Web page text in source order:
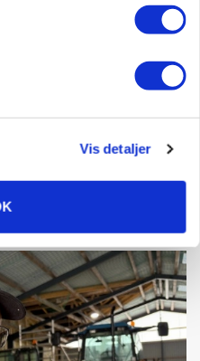
Vis detaljer
kan åbne nyt